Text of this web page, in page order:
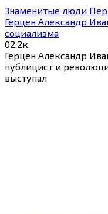
Знаменитые люди
Герцен Александр
социализма
02.2к.
Герцен Александр
публицист и
выступал